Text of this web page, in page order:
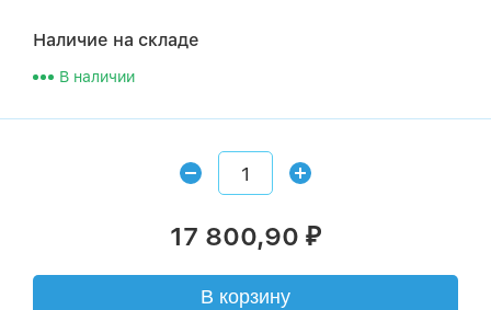
Наличие на складе
В наличии
17 800,90 ₽
В корзину